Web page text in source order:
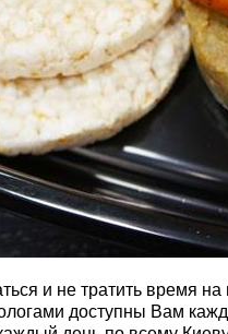
и не тратить время
доступны Вам